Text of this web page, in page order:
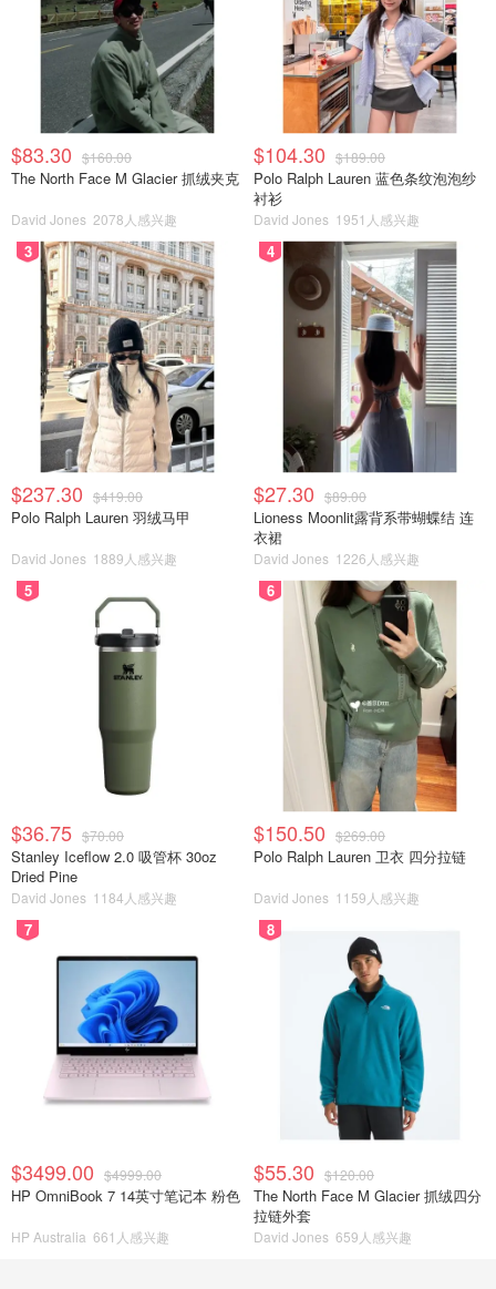
$83.30 $160.00
The North Face M Glacier 抓绒夹克
David Jones 2078人感兴趣
$104.30 $189.00
Polo Ralph Lauren 蓝色条纹泡泡纱
衬衫
David Jones 1951人感兴趣
3
$237.30 $419.00
Polo Ralph Lauren 羽绒马甲
David Jones 1889人感兴趣
4
$27.30 $89.00
Lioness Moonlit露背系带蝴蝶结 连
衣裙
David Jones 1226人感兴趣
5
$36.75 $70.00
Stanley Iceflow 2.0 吸管杯 30oz
Dried Pine
David Jones 1184人感兴趣
6
$150.50 $269.00
Polo Ralph Lauren 卫衣 四分拉链
David Jones 1159人感兴趣
7
$3499.00 $4999.00
HP OmniBook 7 14英寸笔记本 粉色
HP Australia 661人感兴趣
8
$55.30 $120.00
The North Face M Glacier 抓绒四分
拉链外套
David Jones 659人感兴趣